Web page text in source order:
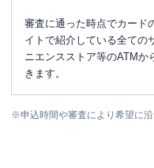
審査に通った時点でカード
イトで紹介している全ての
ニエンスストア等のATMか
きます。
※申込時間や審査により希望に